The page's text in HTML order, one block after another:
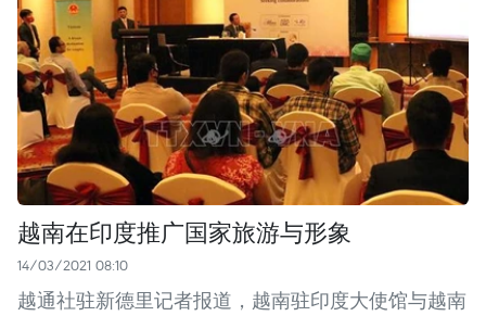
越南在印度推广国家旅游与形象
14/03/2021 08:10
越通社驻新德里记者报道，越南驻印度大使馆与越南